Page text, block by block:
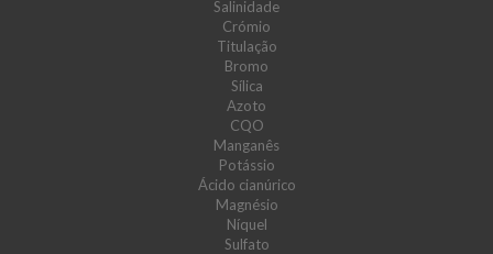
Salinidade
Crómio
Titulação
Bromo
Sílica
Azoto
CQO
Manganês
Potássio
Ácido cianúrico
Magnésio
Níquel
Sulfato